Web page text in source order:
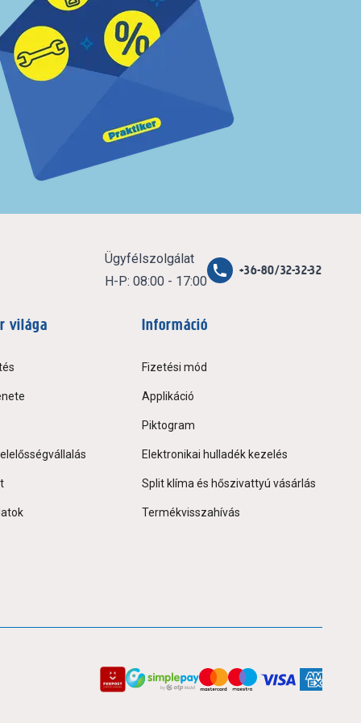
Ügyfélszolgálat
H-P: 08:00 - 17:00
+36-80/32-32-32
világa Információ
Fizetési mód
Applikáció
Piktogram
Elektronikai hulladék kezelés
Split klíma és hőszivattyú vásárlás
Termékvisszahívás